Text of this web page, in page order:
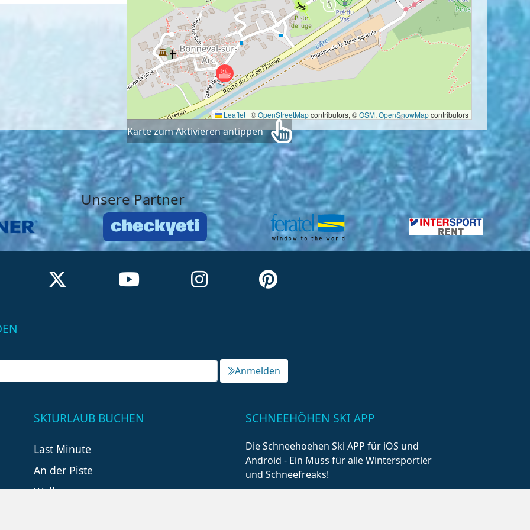
Leaflet | ©OpenStreetMapcontributors, ©OSM, OpenSnowMapcontributors
Karte zum Aktivieren antippen
Unsere Partner
Anmelden
SKIURLAUB BUCHEN
Last Minute
An der Piste
Wellness
SCHNEEHÖHEN SKI APP
Die Schneehoehen Ski APP für iOS und
Android - Ein Muss für alle Wintersportler
und Schneefreaks!